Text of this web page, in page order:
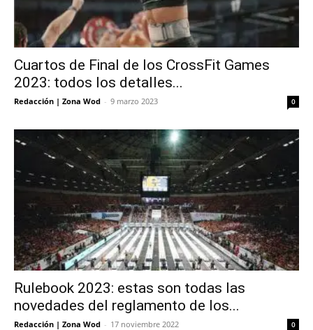
Cuartos de Final de los CrossFit Games
2023: todos los detalles...
Redacción | Zona Wod - 9 marzo 2023 0
Rulebook 2023: estas son todas las
novedades del reglamento de los...
Redacción | Zona Wod - 17 noviembre 2022 0